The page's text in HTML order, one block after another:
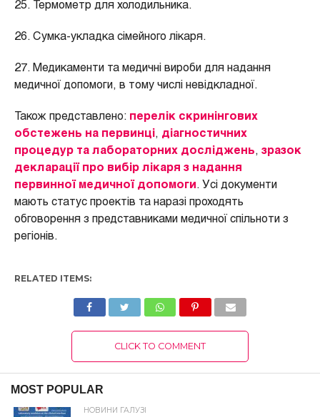
25. Термометр для холодильника.
26. Сумка-укладка сімейного лікаря.
27. Медикаменти та медичні вироби для надання
медичної допомоги, в тому числі невідкладної.
Також представлено: перелік скринінгових
обстежень на первинці , діагностичних
процедур та лабораторних досліджень, зразок
декларації про вибір лікаря з надання
первинної медичної допомоги . Усі документи
мають статус проектів та наразі проходять
обговорення з представниками медичної спільноти з
регіонів.
RELATED ITEMS:
CLICK TO COMMENT
MOST POPULAR
НОВИНИ ГАЛУЗІ